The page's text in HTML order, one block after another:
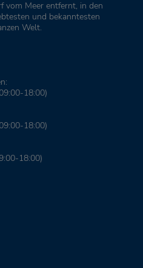
vom Meer entfernt, in den
und bekanntesten
Welt.
18:00)
18:00)
18:00)